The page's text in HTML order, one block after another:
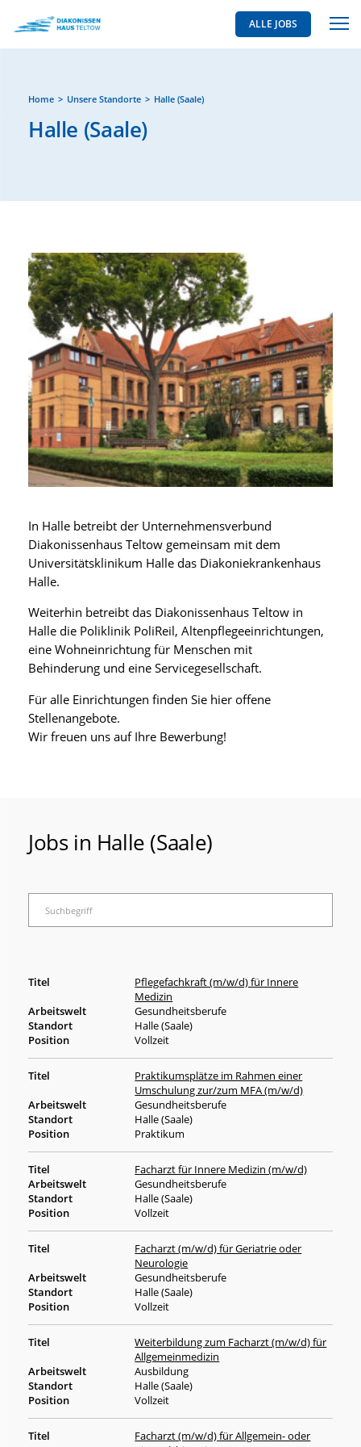
ALLE JOBS
Home Unsere Standorte Halle (Saale)
Halle (Saale)
In Halle betreibt der Unternehmensverbund
Diakonissenhaus Teltow gemeinsam mit dem
Universitätsklinikum Halle das Diakoniekrankenhaus
Halle.
Weiterhin betreibt das Diakonissenhaus Teltow in
Halle die Poliklinik PoliReil, Altenpflegeeinrichtungen,
eine Wohneinrichtung für Menschen mit
Behinderung und eine Servicegesellschaft.
Für alle Einrichtungen finden Sie hier offene
Stellenangebote.
Wir freuen uns auf Ihre Bewerbung!
Jobs in Halle (Saale)
Pflegefachkraft (m/w/d) für Innere
Medizin
Gesundheitsberufe
Halle (Saale)
Vollzeit
Praktikumsplätze im Rahmen einer
Umschulung zur/zum MFA (m/w/d)
Gesundheitsberufe
Halle (Saale)
Praktikum
Facharzt für Innere Medizin (m/w/d)
Gesundheitsberufe
Halle (Saale)
Vollzeit
Facharzt (m/w/d) für Geriatrie oder
Neurologie
Gesundheitsberufe
Halle (Saale)
Vollzeit
Weiterbildung zum Facharzt (m/w/d) für
Allgemeinmedizin
Ausbildung
Halle (Saale)
Vollzeit
Facharzt (m/w/d) für Allgemein- oder